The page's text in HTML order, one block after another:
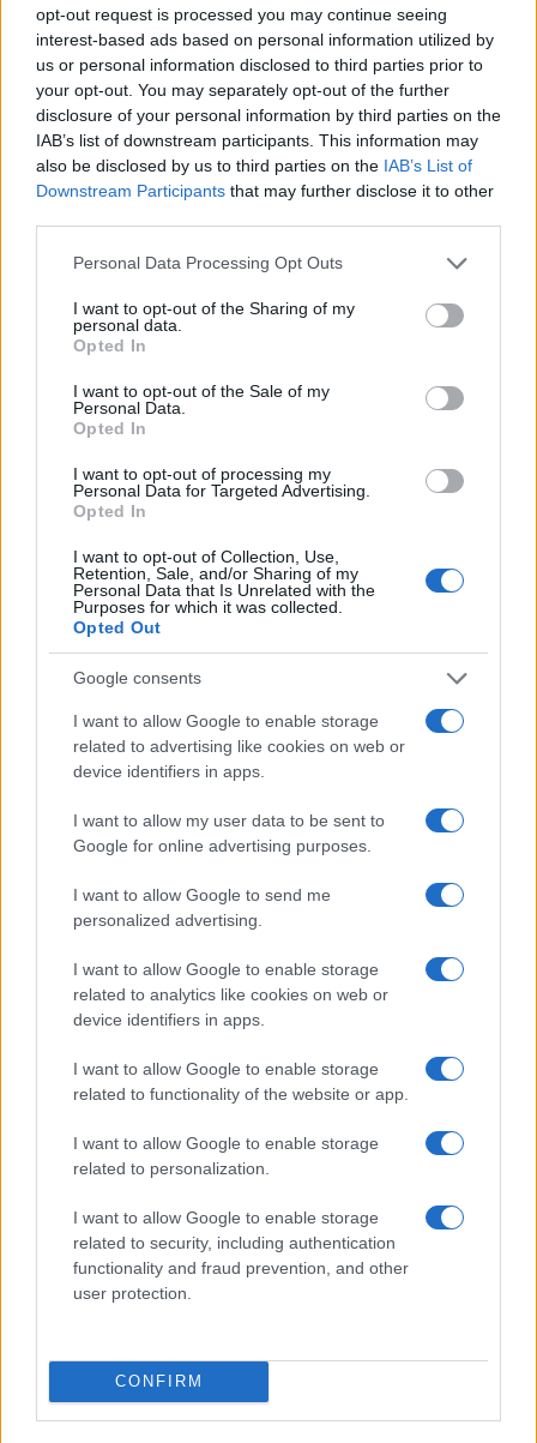
opt-out request is processed you may continue seeing
interest-based ads based on personal information utilized by
us or personal information disclosed to third parties prior to
your opt-out. You may separately opt-out of the further
disclosure of your personal information by third parties on the
IAB’s list of downstream participants. This information may
also be disclosed by us to third parties on the IAB’s List of
Downstream Participants that may further disclose it to other
Please note that this website/app uses one or more Google
not limited to your visit or usage behaviour. You may click to
grant or deny consent to Google and its third-party tags to
use your data for below specified purposes in below Google
consent section.
Personal Data Processing Opt Outs
I want to opt-out of the Sharing of my
personal data.
Opted In
I want to opt-out of the Sale of my
Personal Data.
Opted In
I want to opt-out of processing my
Personal Data for Targeted Advertising.
Opted In
I want to opt-out of Collection, Use,
Retention, Sale, and/or Sharing of my
Personal Data that Is Unrelated with the
Purposes for which it was collected.
Opted Out
Google consents
I want to allow Google to enable storage
related to advertising like cookies on web or
device identifiers in apps.
I want to allow my user data to be sent to
Google for online advertising purposes.
I want to allow Google to send me
personalized advertising.
I want to allow Google to enable storage
related to analytics like cookies on web or
device identifiers in apps.
I want to allow Google to enable storage
related to functionality of the website or app.
I want to allow Google to enable storage
related to personalization.
I want to allow Google to enable storage
related to security, including authentication
functionality and fraud prevention, and other
user protection.
CONFIRM
AUTORE
AiAdhubMedia
Continua a leggere
Come scegliere le scarpe da running donna: comfort
e performance
NEWS